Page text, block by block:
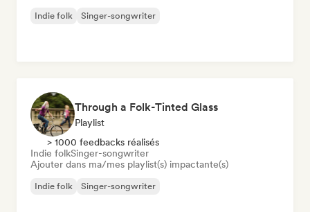
Indie folk Singer-songwriter
Through a Folk-Tinted Glass
Playlist
> 1000 feedbacks réalisés
Indie folkSinger-songwriter
Ajouter dans ma/mes playlist(s) impactante(s)
Indie folk Singer-songwriter